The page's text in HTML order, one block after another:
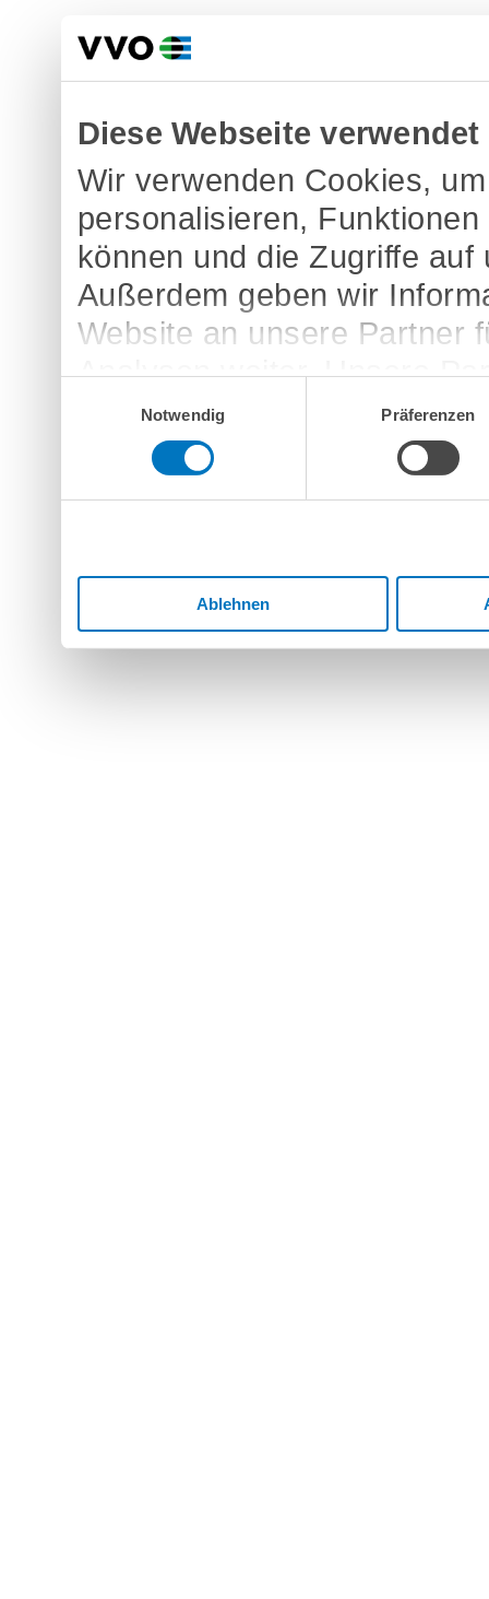
Diese Webseite
Wir verwenden Cookies,
personalisieren,
können und die Zugriffe
Außerdem geben wir
Website an unsere Partner
Analysen weiter. Unsere
möglicherweise mit
bereitgestellt haben oder
Dienste gesammelt haben.
Notwendig
Präferenzen
Ablehnen